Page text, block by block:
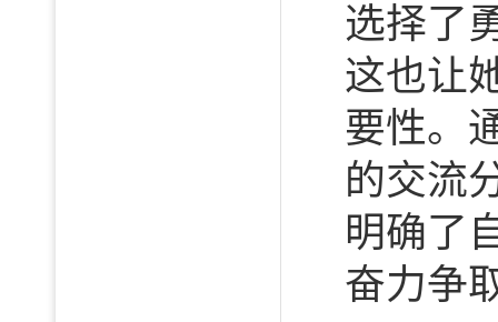
选择了
这也让
要性。
的交流
明确了
奋力争